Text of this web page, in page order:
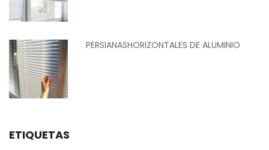
PERSIANASHORIZONTALES DE ALUMINIO
ETIQUETAS